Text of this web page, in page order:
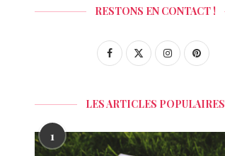
RESTONS EN CONTACT !
LES ARTICLES POPULAIRES
1